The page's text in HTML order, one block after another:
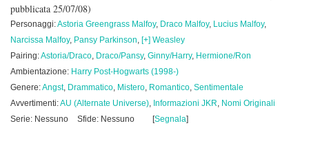
pubblicata 25/07/08)
Personaggi:Astoria Greengrass Malfoy, Draco Malfoy, Lucius Malfoy,
Narcissa Malfoy, Pansy Parkinson, [+] Weasley
Pairing:Astoria/Draco, Draco/Pansy, Ginny/Harry, Hermione/Ron
Ambientazione: Harry Post-Hogwarts (1998-)
Genere:Angst, Drammatico, Mistero, Romantico, Sentimentale
Avvertimenti:AU (Alternate Universe), Informazioni JKR, Nomi Originali
Serie: Nessuno
Sfide: Nessuno [Segnala]